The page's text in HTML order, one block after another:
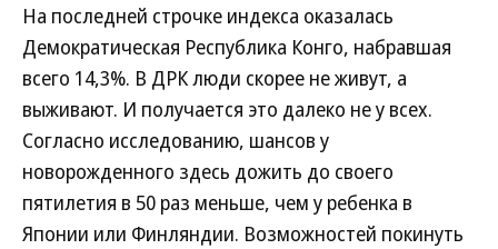
На последней строчке индекса оказалась
Демократическая Республика Конго, набравшая
всего 14,3%. В ДРК люди скорее не живут, а
выживают. И получается это далеко не у всех.
Согласно исследованию, шансов у
новорожденного здесь дожить до своего
пятилетия в 50 раз меньше, чем у ребенка в
Японии или Финляндии. Возможностей покинуть